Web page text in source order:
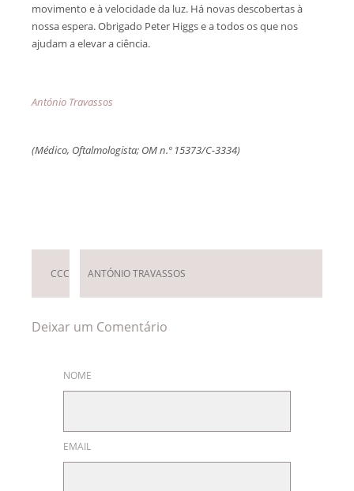
movimento e à velocidade da luz. Há novas descobertas à
nossa espera. Obrigado Peter Higgs e a todos os que nos
ajudam a elevar a ciência.
António Travassos
(Médico, Oftalmologista; OM n.º 15373/C-3334)
CCC ANTÓNIO TRAVASSOS
Deixar um Comentário
NOME
EMAIL